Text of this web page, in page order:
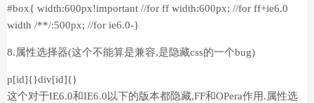
#box{ width:600px!important //for ff width:600px; //for ff+ie6.0
width /**/:500px; //for ie6.0-}
8.属性选择器(这个不能算是兼容,是隐藏css的一个bug)
p[id]{}div[id]{}
这个对于IE6.0和IE6.0以下的版本都隐藏,FF和OPera作用.属性选